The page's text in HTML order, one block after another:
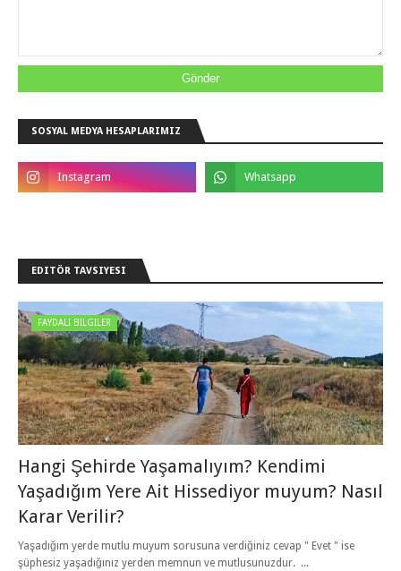
SOSYAL MEDYA HESAPLARIMIZ
EDITÖR TAVSIYESI
FAYDALI BILGILER
Hangi Şehirde Yaşamalıyım? Kendimi
Yaşadığım Yere Ait Hissediyor muyum? Nasıl
Karar Verilir?
Yaşadığım yerde mutlu muyum sorusuna verdiğiniz cevap " Evet " ise
şüphesiz yaşadığınız yerden memnun ve mutlusunuzdur. ...